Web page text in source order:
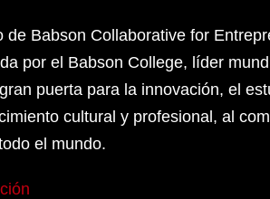
de Babson Collaborative for
por el Babson College, líder
puerta para la innovación, el
cultural y profesional, al
el mundo.